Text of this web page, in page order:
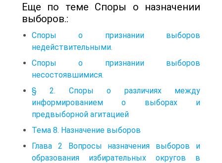
Еще по теме Споры о назначении
выборов.:
Споры о признании выборов
недействительными.
Споры о признании выборов
несостоявшимися.
§ 2. Споры о различиях между
информированием о выборах и
предвыборной агитацией
Тема 8. Назначение выборов
Глава 2 Вопросы назначения выборов и
образования избирательных округов в